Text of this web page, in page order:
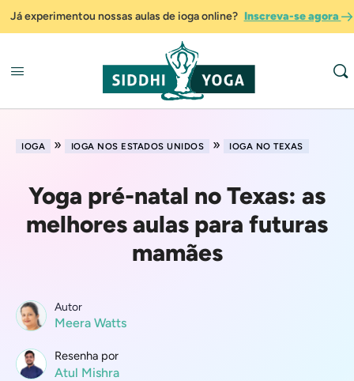
Já experimentou nossas aulas de ioga online? Inscreva-se agora
IOGA » IOGA NOS ESTADOS UNIDOS » IOGA NO TEXAS
Yoga pré-natal no Texas: as
melhores aulas para futuras
mamães
Autor
Meera Watts
Resenha por
Atul Mishra